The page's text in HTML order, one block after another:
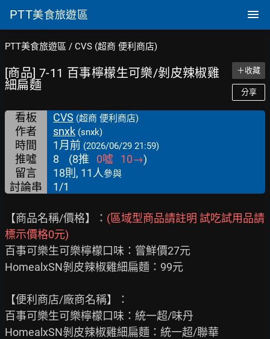
PTT美食旅遊區
PTT美食旅遊區 / CVS (超商 便利商店)
[商品] 7-11 百事檸檬生可樂/剝皮辣椒雞
細扁麵
＋收藏
分享
看板 CVS (超商 便利商店)
作者 snxk (snxk)
時間 1月前 (2026/06/29 21:59)
推噓 8 (8推 0噓 10→)
留言
18則, 11人參與
討論串 1/1
【商品名稱/價格】： (區域型商品請註明 試吃試用品請
標示價格0元)
百事可樂生可樂檸檬口味：嘗鮮價27元
HomealxSN剝皮辣椒雞細扁麵：99元
【便利商店/廠商名稱】：
百事可樂生可樂檸檬口味：統一超/味丹
HomealxSN剝皮辣椒雞細扁麵：統一超/聯華